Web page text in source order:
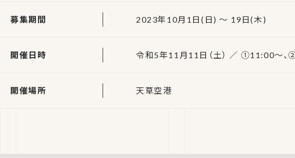
募集期間 2023年10月1日(日) ～ 19日(木)
開催日時 令和5年11月11日（土） ／ ①11:00～
開催場所 天草空港